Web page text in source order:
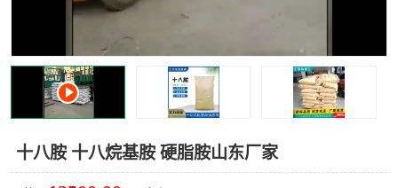
十八胺 十八烷基胺 硬脂胺山东厂家
十二烷基苯磺酸
丙二醇甲醚醋酸酯